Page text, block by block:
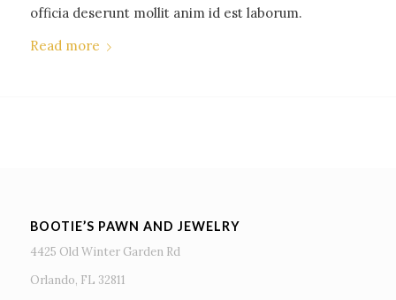
officia deserunt mollit anim id est laborum.
Read more
BOOTIE’S PAWN AND JEWELRY
4425 Old Winter Garden Rd
Orlando, FL 32811